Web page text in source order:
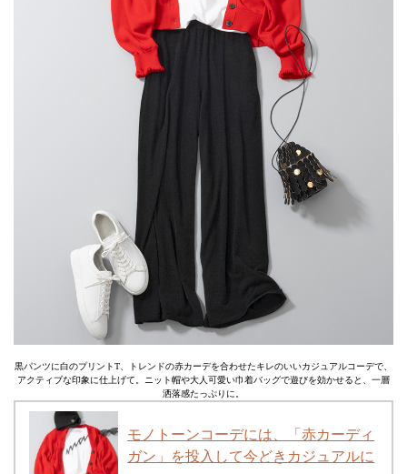
黒パンツに白のプリントT、トレンドの赤カーデを合わせたキレのいいカジュアルコーデで、
アクティブな印象に仕上げて。ニット帽や大人可愛い巾着バッグで遊びを効かせると、一層
洒落感たっぷりに。
モノトーンコーデには、「赤カーディ
ガン」を投入して今どきカジュアルに